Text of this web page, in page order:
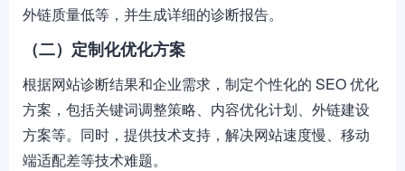
外链质量低等，并生成详细的诊断报告。
（二）定制化优化方案
根据网站诊断结果和企业需求，制定个性化的 SEO 优化
方案，包括关键词调整策略、内容优化计划、外链建设
方案等。同时，提供技术支持，解决网站速度慢、移动
端适配差等技术难题。